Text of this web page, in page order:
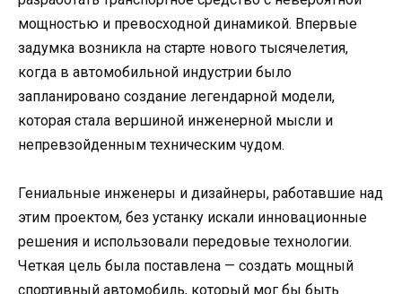
мощностью и превосходной динамикой. Впервые
задумка возникла на старте нового тысячелетия,
когда в автомобильной индустрии было
запланировано создание легендарной модели,
которая стала вершиной инженерной мысли и
непревзойденным техническим чудом.
Гениальные инженеры и дизайнеры, работавшие над
этим проектом, без устанку искали инновационные
решения и использовали передовые технологии.
Четкая цель была поставлена — создать мощный
спортивный автомобиль, который мог бы быть